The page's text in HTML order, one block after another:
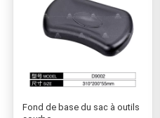
Fond de base du sac à outils